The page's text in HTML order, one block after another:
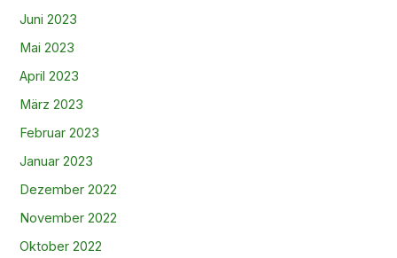
Juni 2023
Mai 2023
April 2023
März 2023
Februar 2023
Januar 2023
Dezember 2022
November 2022
Oktober 2022